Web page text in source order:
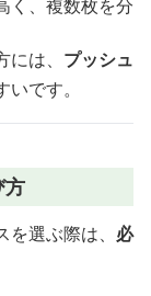
く、複数枚を分
は、 プッシュ
です。
方
選ぶ際は、 必